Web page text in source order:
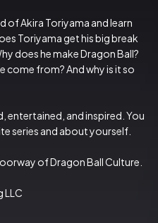
of Akira Toriyama and learn
Toriyama get his big break
does he make Dragon Ball?
come from? And why is it so
entertained, and inspired. You
series and about yourself.
of Dragon Ball Culture.
LLC